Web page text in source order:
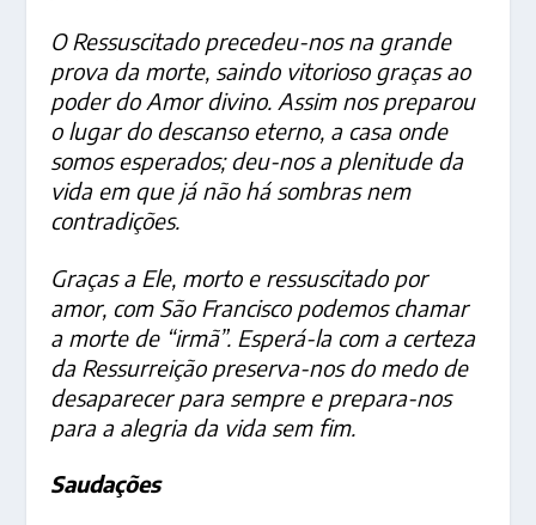
O Ressuscitado precedeu-nos na grande
prova da morte, saindo vitorioso graças ao
poder do Amor divino. Assim nos preparou
o lugar do descanso eterno, a casa onde
somos esperados; deu-nos a plenitude da
vida em que já não há sombras nem
contradições.
Graças a Ele, morto e ressuscitado por
amor, com São Francisco podemos chamar
a morte de “irmã”. Esperá-la com a certeza
da Ressurreição preserva-nos do medo de
desaparecer para sempre e prepara-nos
para a alegria da vida sem fim.
Saudações